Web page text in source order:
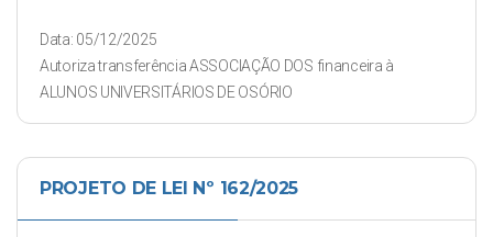
Data: 05/12/2025
Autoriza transferência ASSOCIAÇÃO DOS financeira à
ALUNOS UNIVERSITÁRIOS DE OSÓRIO
PROJETO DE LEI Nº 162/2025